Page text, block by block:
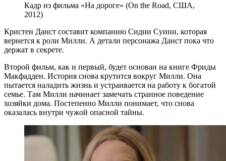
Кадр из фильма «На дороге» (On the Road, США,
2012)
Кристен Данст составит компанию Сидни Суини, которая
вернется к роли Милли. А детали персонажа Данст пока что
держат в секрете.
Второй фильм, как и первый, будет основан на книге Фриды
Макфадден. История снова крутится вокруг Милли. Она
пытается наладить жизнь и устраивается на работу к богатой
семье. Там Милли начинает замечать странное поведение
хозяйки дома. Постепенно Милли понимает, что снова
оказалась внутри чужой опасной тайны.